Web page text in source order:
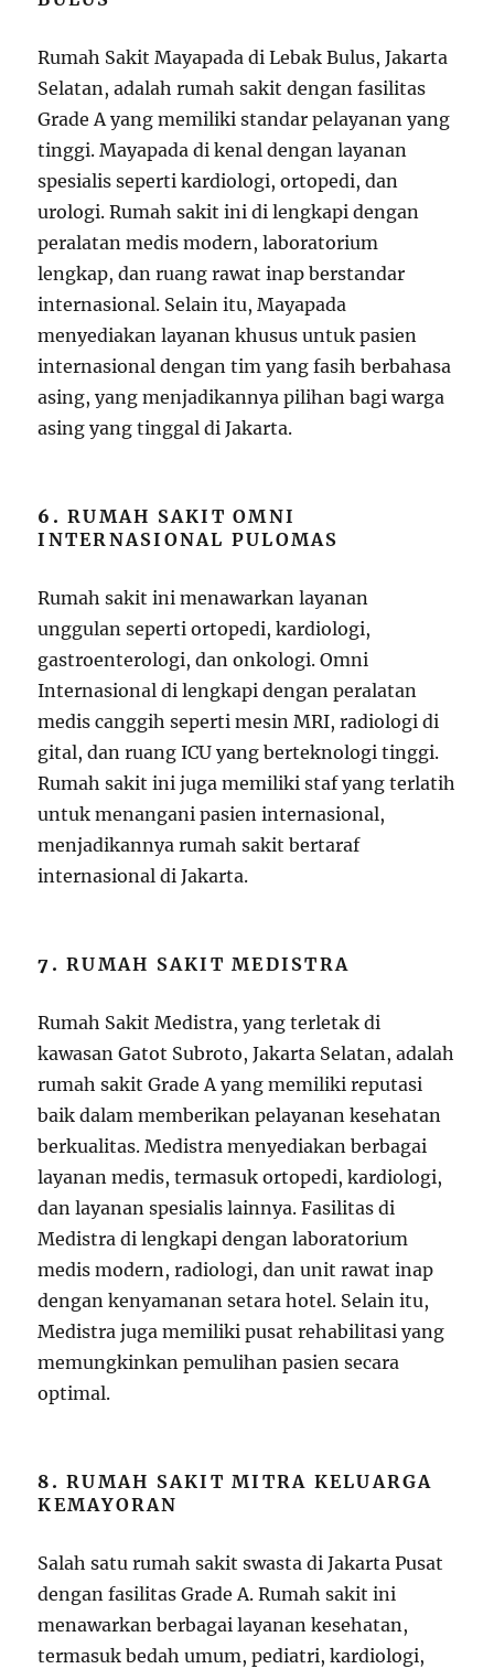
Rumah Sakit Mayapada di Lebak Bulus, Jakarta
Selatan, adalah rumah sakit dengan fasilitas
Grade A yang memiliki standar pelayanan yang
tinggi. Mayapada di kenal dengan layanan
spesialis seperti kardiologi, ortopedi, dan
urologi. Rumah sakit ini di lengkapi dengan
peralatan medis modern, laboratorium
lengkap, dan ruang rawat inap berstandar
internasional. Selain itu, Mayapada
menyediakan layanan khusus untuk pasien
internasional dengan tim yang fasih berbahasa
asing, yang menjadikannya pilihan bagi warga
asing yang tinggal di Jakarta.
6.RUMAH SAKIT OMNI
INTERNASIONAL PULOMAS
Rumah sakit ini menawarkan layanan
unggulan seperti ortopedi, kardiologi,
gastroenterologi, dan onkologi. Omni
Internasional di lengkapi dengan peralatan
medis canggih seperti mesin MRI, radiologi di
gital, dan ruang ICU yang berteknologi tinggi.
Rumah sakit ini juga memiliki staf yang terlatih
untuk menangani pasien internasional,
menjadikannya rumah sakit bertaraf
internasional di Jakarta.
7.RUMAH SAKIT MEDISTRA
Rumah Sakit Medistra, yang terletak di
kawasan Gatot Subroto, Jakarta Selatan, adalah
rumah sakit Grade A yang memiliki reputasi
baik dalam memberikan pelayanan kesehatan
berkualitas. Medistra menyediakan berbagai
layanan medis, termasuk ortopedi, kardiologi,
dan layanan spesialis lainnya. Fasilitas di
Medistra di lengkapi dengan laboratorium
medis modern, radiologi, dan unit rawat inap
dengan kenyamanan setara hotel. Selain itu,
Medistra juga memiliki pusat rehabilitasi yang
memungkinkan pemulihan pasien secara
optimal.
8.RUMAH SAKIT MITRA KELUARGA
KEMAYORAN
Salah satu rumah sakit swasta di Jakarta Pusat
dengan fasilitas Grade A. Rumah sakit ini
menawarkan berbagai layanan kesehatan,
termasuk bedah umum, pediatri, kardiologi,